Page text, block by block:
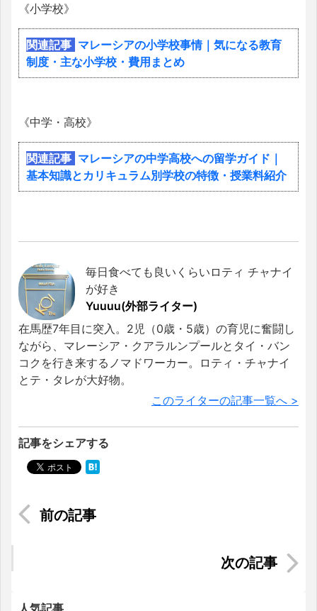
《小学校》
関連記事 マレーシアの小学校事情｜気になる教育
制度・主な小学校・費用まとめ
《中学・高校》
関連記事 マレーシアの中学高校への留学ガイド｜
基本知識とカリキュラム別学校の特徴・授業料紹介
毎日食べても良いくらいロティ チャナイ
が好き
Yuuuu(外部ライター)
在馬歴7年目に突入。2児（0歳・5歳）の育児に奮闘し
ながら、マレーシア・クアラルンプールとタイ・バン
コクを行き来するノマドワーカー。ロティ・チャナイ
とテ・タレが大好物。
このライターの記事一覧へ >
記事をシェアする
マレーシアのドン・キホーテに潜入！日本製品を
ベトナム転職を成功させるコツ《30代編》
人気記事